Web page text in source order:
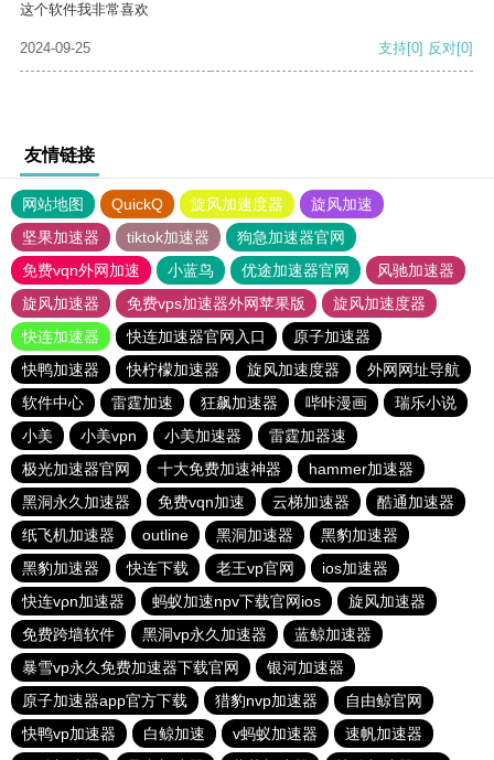
这个软件我非常喜欢
2024-09-25 支持[0] 反对[0]
友情链接
网站地图 QuickQ 旋风加速度器
旋风加速
坚果加速器
tiktok加速器
狗急加速器官网
免费vqn外网加速
小蓝鸟 优途加速器官网
风驰加速器
旋风加速器
免费vps加速器外网苹果版
旋风加速度器
快连加速器
快连加速器官网入口
原子加速器
快鸭加速器
快柠檬加速器 旋风加速度器
外网网址导航
软件中心
雷霆加速 狂飙加速器 哔咔漫画
瑞乐小说
小美
小美vpn 小美加速器
雷霆加器速
极光加速器官网
十大免费加速神器
hammer加速器
黑洞永久加速器
免费vqn加速 云梯加速器
酷通加速器
纸飞机加速器
outline 黑洞加速器
黑豹加速器
黑豹加速器
快连下载 老王vp官网
ios加速器
快连vρn加速器
蚂蚁加速npv下载官网ios
旋风加速器
免费跨墙软件
黑洞vp永久加速器
蓝鲸加速器
暴雪vp永久免费加速器下载官网
银河加速器
原子加速器app官方下载
猎豹nvp加速器
自由鲸官网
快鸭vp加速器
白鲸加速 v蚂蚁加速器
速帆加速器